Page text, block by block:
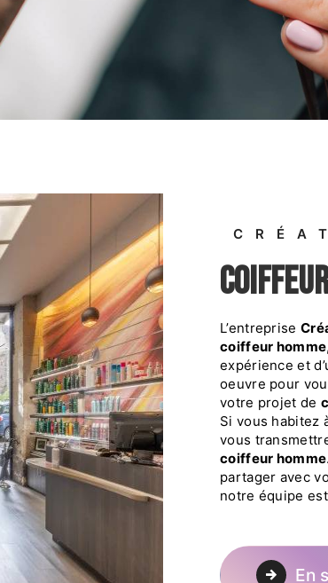
L’entreprise
coiffeur homme
expérience et
oeuvre pour
votre projet de
Si vous habitez
vous
coiffeur homme
partager avec
notre équipe
En